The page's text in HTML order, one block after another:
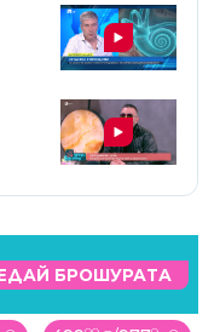
БРОШУРАТА